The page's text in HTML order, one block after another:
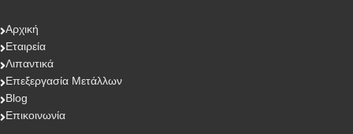
Αρχική
Εταιρεία
Λιπαντικά
Επεξεργασία Μετάλλων
Blog
Επικοινωνία